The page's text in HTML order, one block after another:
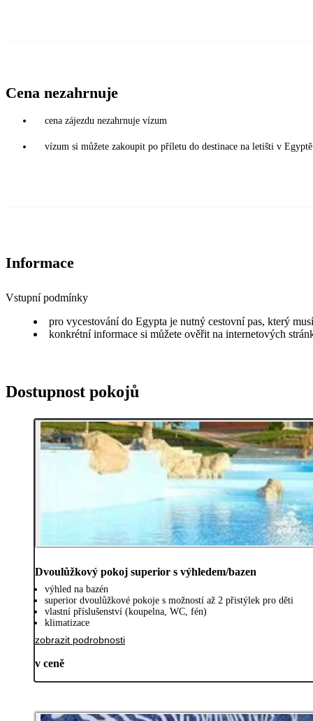
Cena nezahrnuje
cena zájezdu nezahrnuje vízum
vízum si můžete zakoupit po příletu do destinace na letišti v
Informace
Vstupní podmínky
pro vycestování do Egypta je nutný cestovní pas, který
konkrétní informace si můžete ověřit na internetových
Dostupnost pokojů
Dvoulůžkový pokoj superior s výhledem/bazen
výhled na bazén
superior dvoulůžkové pokoje s možností až 2 přistýlek pro děti
vlastní příslušenství (koupelna, WC, fén)
klimatizace
zobrazit podrobnosti
v ceně